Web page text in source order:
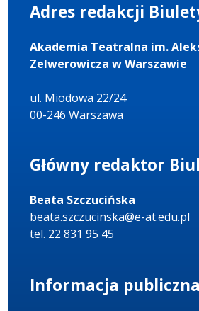
Adres redakcji
Akademia Teatralna im.
Zelwerowicza w Warszawie
ul. Miodowa 22/24
00-246 Warszawa
Główny redaktor
Beata Szczucińska
beata.szczucinska@e-at.edu.pl
tel. 22 831 95 45
Informacja publiczna